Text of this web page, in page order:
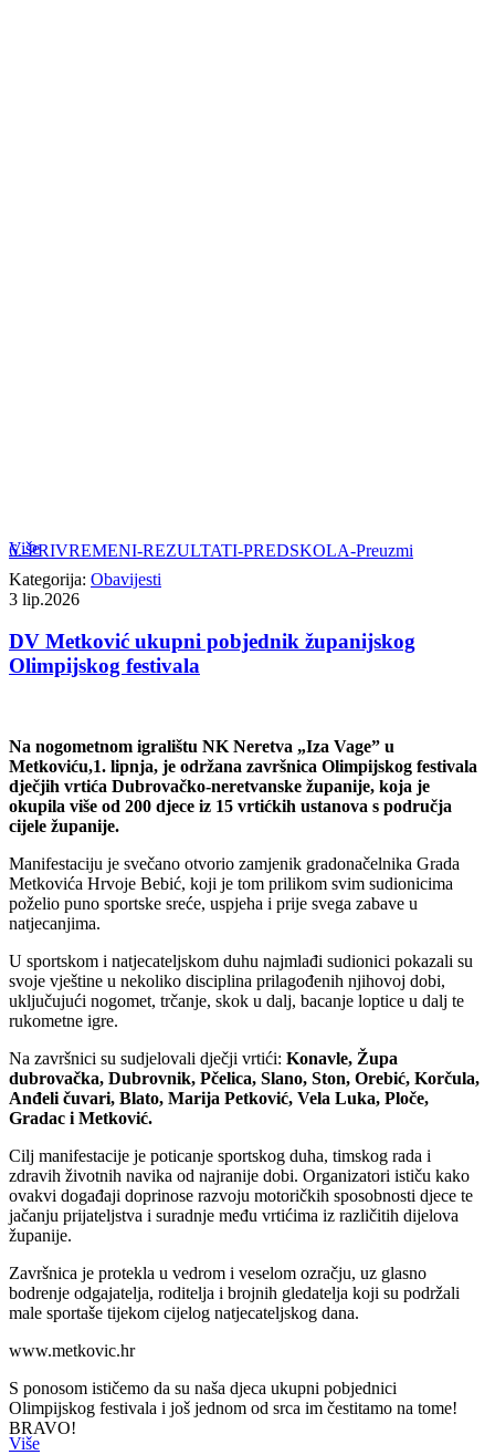
6.-PRIVREMENI-REZULTATI-PREDSKOLA-Preuzmi
Više
Kategorija: Obavijesti
3 lip.2026
DV Metković ukupni pobjednik županijskog
Olimpijskog festivala
Na nogometnom igralištu NK Neretva „Iza Vage” u
Metkoviću,1. lipnja, je održana završnica Olimpijskog festivala
dječjih vrtića Dubrovačko-neretvanske županije, koja je
okupila više od 200 djece iz 15 vrtićkih ustanova s područja
cijele županije.
Manifestaciju je svečano otvorio zamjenik gradonačelnika Grada
Metkovića Hrvoje Bebić, koji je tom prilikom svim sudionicima
poželio puno sportske sreće, uspjeha i prije svega zabave u
natjecanjima.
U sportskom i natjecateljskom duhu najmlađi sudionici pokazali su
svoje vještine u nekoliko disciplina prilagođenih njihovoj dobi,
uključujući nogomet, trčanje, skok u dalj, bacanje loptice u dalj te
rukometne igre.
Na završnici su sudjelovali dječji vrtići: Konavle, Župa
dubrovačka, Dubrovnik, Pčelica, Slano, Ston, Orebić, Korčula,
Anđeli čuvari, Blato, Marija Petković, Vela Luka, Ploče,
Gradac i Metković.
Cilj manifestacije je poticanje sportskog duha, timskog rada i
zdravih životnih navika od najranije dobi. Organizatori ističu kako
ovakvi događaji doprinose razvoju motoričkih sposobnosti djece te
jačanju prijateljstva i suradnje među vrtićima iz različitih dijelova
županije.
Završnica je protekla u vedrom i veselom ozračju, uz glasno
bodrenje odgajatelja, roditelja i brojnih gledatelja koji su podržali
male sportaše tijekom cijelog natjecateljskog dana.
www.metkovic.hr
S ponosom ističemo da su naša djeca ukupni pobjednici
Olimpijskog festivala i još jednom od srca im čestitamo na tome!
BRAVO!
Više